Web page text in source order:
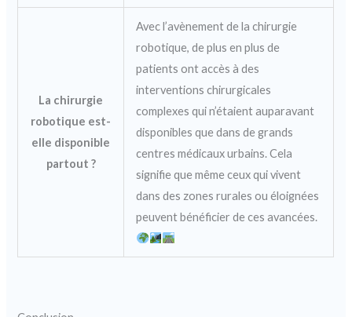
La chirurgie
robotique est-
elle disponible
partout ?
Avec l’avènement de la chirurgie
robotique, de plus en plus de
patients ont accès à des
interventions chirurgicales
complexes qui n’étaient auparavant
disponibles que dans de grands
centres médicaux urbains. Cela
signifie que même ceux qui vivent
dans des zones rurales ou éloignées
peuvent bénéficier de ces avancées.